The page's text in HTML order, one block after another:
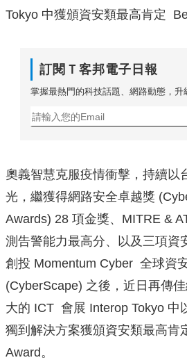
Tokyo 中獲頒資安類最高肯定
訂閱Ｔ客邦電子日報
掌握最熱門的科技話題、網路動態，升
奧義智慧克服疫情衝擊，持續以
光，繼獲得網路安全卓越獎
Awards) 28 項金獎、MITRE &
測告警能力最高分、以及三項資
創投 Momentum Cyber 全球資
(CyberScape) 之後，近日再傳
大的 ICT 會展 Interop Tokyo 中
獨到解決方案獲頒資安類最高肯
Award。